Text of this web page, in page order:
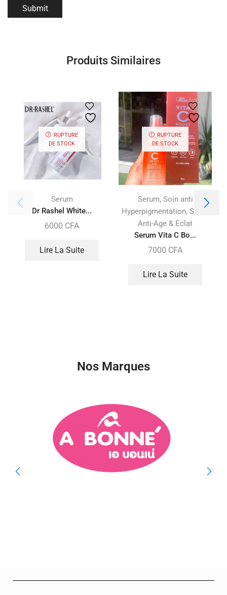
Produits Similaires
RUPTURE
DE STOCK
Serum
Dr Rashel White...
6000 CFA
Lire La Suite
RUPTURE
DE STOCK
Serum, Soin anti
Hyperpigmentation, Soins
Anti-Age & Eclat
Serum Vita C Bo...
7000 CFA
Lire La Suite
Nos Marques